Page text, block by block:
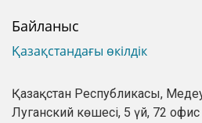
Байланыс
Қазақстандағы өкілдік
Қазақстан Республикасы,
Луганский көшесі, 5 үй, 72 офис